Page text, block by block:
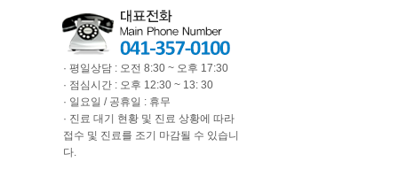
· 평일상담 : 오전 8:30 ~ 오후 17:30
· 점심시간 : 오후 12:30 ~ 13: 30
· 일요일 / 공휴일 : 휴무
· 진료 대기 현황 및 진료 상황에 따라
접수 및 진료를 조기 마감될 수 있습니
다.